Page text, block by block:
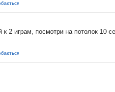
к 2 играм, посмотри на потолок 10